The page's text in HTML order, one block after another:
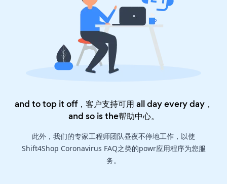
and to top it off，客户支持可用 all day every day，
and so is the帮助中心。
此外，我们的专家工程师团队昼夜不停地工作，以使
Shift4Shop Coronavirus FAQ之类的powr应用程序为您服
务。